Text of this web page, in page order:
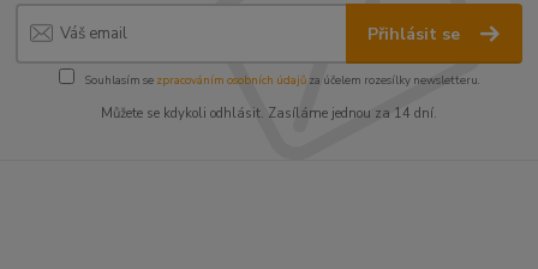
Přihlásit se
Souhlasím se zpracováním osobních údajůza účelem rozesílky newsletteru.
Můžete se kdykoli odhlásit. Zasíláme jednou za 14 dní.